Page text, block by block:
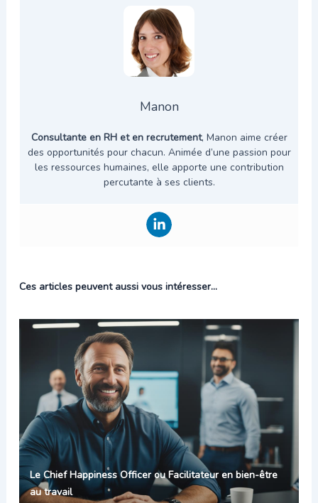
Manon
Consultante en RH et en recrutement, Manon aime créer
des opportunités pour chacun. Animée d’une passion pour
les ressources humaines, elle apporte une contribution
percutante à ses clients.
Ces articles peuvent aussi vous intéresser...
Le Chief Happiness Officer ou Facilitateur en bien-être
au travail